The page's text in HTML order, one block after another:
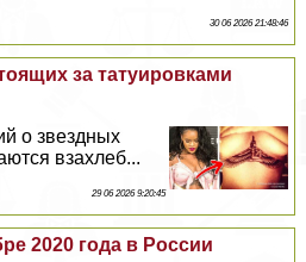
30 06 2026 21:48:46
за татуировками
о звездных
взахлеб...
29 06 2026 9:20:45
2020 года в России